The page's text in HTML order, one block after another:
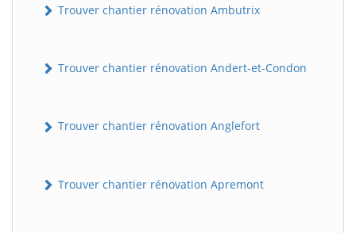
Trouver chantier rénovation Ambutrix
Trouver chantier rénovation Andert-et-Condon
Trouver chantier rénovation Anglefort
Trouver chantier rénovation Apremont